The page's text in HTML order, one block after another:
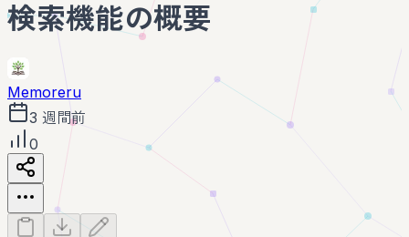
検索機能の概要
Memoreru
3 週間前
0